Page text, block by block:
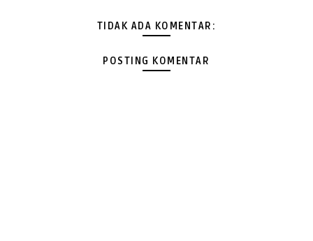
TIDAK ADA KOMENTAR:
POSTING KOMENTAR